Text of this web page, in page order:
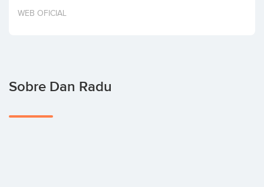
Invertir
WEB OFICIAL
Sobre Dan Radu